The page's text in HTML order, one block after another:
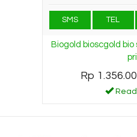
SMS TEL
Biogold bioscgold
Rp